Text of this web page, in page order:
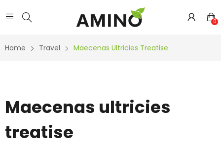
0
Home Travel Maecenas Ultricies Treatise
Maecenas ultricies
treatise